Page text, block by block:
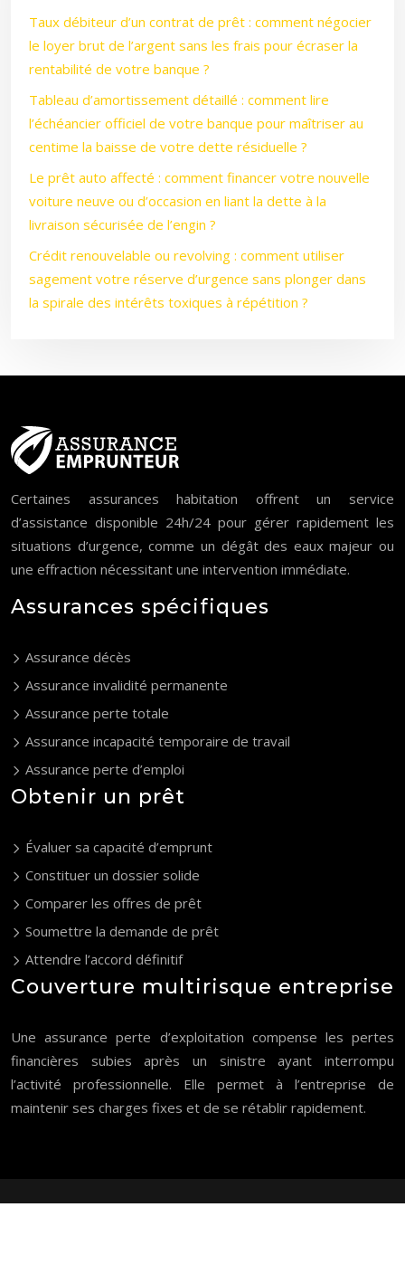
Taux débiteur d’un contrat de prêt : comment négocier
le loyer brut de l’argent sans les frais pour écraser la
rentabilité de votre banque ?
Tableau d’amortissement détaillé : comment lire
l’échéancier officiel de votre banque pour maîtriser au
centime la baisse de votre dette résiduelle ?
Le prêt auto affecté : comment financer votre nouvelle
voiture neuve ou d’occasion en liant la dette à la
livraison sécurisée de l’engin ?
Crédit renouvelable ou revolving : comment utiliser
sagement votre réserve d’urgence sans plonger dans
la spirale des intérêts toxiques à répétition ?
Certaines assurances habitation offrent un service
d’assistance disponible 24h/24 pour gérer rapidement les
situations d’urgence, comme un dégât des eaux majeur ou
une effraction nécessitant une intervention immédiate.
Assurances spécifiques
Assurance décès
Assurance invalidité permanente
Assurance perte totale
Assurance incapacité temporaire de travail
Assurance perte d’emploi
Obtenir un prêt
Évaluer sa capacité d’emprunt
Constituer un dossier solide
Comparer les offres de prêt
Soumettre la demande de prêt
Attendre l’accord définitif
Couverture multirisque entreprise
Une assurance perte d’exploitation compense les pertes
financières subies après un sinistre ayant interrompu
l’activité professionnelle. Elle permet à l’entreprise de
maintenir ses charges fixes et de se rétablir rapidement.